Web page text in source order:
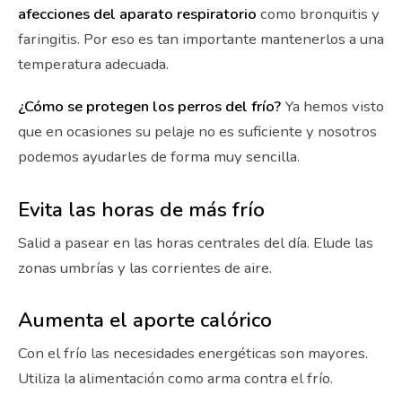
afecciones del aparato respiratorio como bronquitis y
faringitis. Por eso es tan importante mantenerlos a una
temperatura adecuada.
¿Cómo se protegen los perros del frío?Ya hemos visto
que en ocasiones su pelaje no es suficiente y nosotros
podemos ayudarles de forma muy sencilla.
Evita las horas de más frío
Salid a pasear en las horas centrales del día. Elude las
zonas umbrías y las corrientes de aire.
Aumenta el aporte calórico
Con el frío las necesidades energéticas son mayores.
Utiliza la alimentación como arma contra el frío.